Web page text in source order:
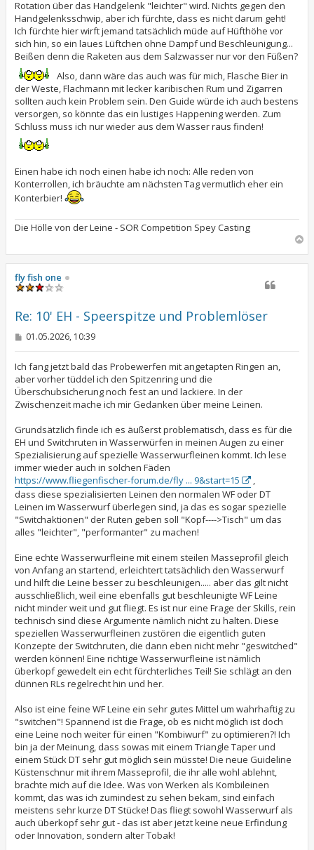
Rotation über das Handgelenk "leichter" wird. Nichts gegen den
Handgelenksschwip, aber ich fürchte, dass es nicht darum geht!
Ich fürchte hier wirft jemand tatsächlich müde auf Hüfthöhe vor
sich hin, so ein laues Lüftchen ohne Dampf und Beschleunigung...
Beißen denn die Raketen aus dem Salzwasser nur vor den Füßen?
Also, dann wäre das auch was für mich, Flasche Bier in
der Weste, Flachmann mit lecker karibischen Rum und Zigarren
sollten auch kein Problem sein. Den Guide würde ich auch bestens
versorgen, so könnte das ein lustiges Happening werden. Zum
Schluss muss ich nur wieder aus dem Wasser raus finden!
Einen habe ich noch einen habe ich noch: Alle reden von
Konterrollen, ich bräuchte am nächsten Tag vermutlich eher ein
Konterbier!
Die Hölle von der Leine - SOR Competition Spey Casting
c
fly fish one
Re: 10' EH - Speerspitze und Problemlöser
B
i
t
r
a
g
01.05.2026, 10:39
Ich fang jetzt bald das Probewerfen mit angetapten Ringen an,
aber vorher tüddel ich den Spitzenring und die
Überschubsicherung noch fest an und lackiere. In der
Zwischenzeit mache ich mir Gedanken über meine Leinen.
Grundsätzlich finde ich es äußerst problematisch, dass es für die
EH und Switchruten in Wasserwürfen in meinen Augen zu einer
Spezialisierung auf spezielle Wasserwurfleinen kommt. Ich lese
immer wieder auch in solchen Fäden
https://www.fliegenfischer-forum.de/fly ... 9&start=15
dass diese spezialisierten Leinen den normalen WF oder DT
Leinen im Wasserwurf überlegen sind, ja das es sogar spezielle
"Switchaktionen" der Ruten geben soll "Kopf---->Tisch" um das
alles "leichter", "performanter" zu machen!
Eine echte Wasserwurfleine mit einem steilen Masseprofil gleich
von Anfang an startend, erleichtert tatsächlich den Wasserwurf
und hilft die Leine besser zu beschleunigen..... aber das gilt nicht
ausschließlich, weil eine ebenfalls gut beschleunigte WF Leine
nicht minder weit und gut fliegt. Es ist nur eine Frage der Skills, rein
technisch sind diese Argumente nämlich nicht zu halten. Diese
speziellen Wasserwurfleinen zustören die eigentlich guten
Konzepte der Switchruten, die dann eben nicht mehr "geswitched"
werden können! Eine richtige Wasserwurfleine ist nämlich
überkopf gewedelt ein echt fürchterliches Teil! Sie schlägt an den
dünnen RLs regelrecht hin und her.
Also ist eine feine WF Leine ein sehr gutes Mittel um wahrhaftig zu
"switchen"! Spannend ist die Frage, ob es nicht möglich ist doch
eine Leine noch weiter für einen "Kombiwurf" zu optimieren?! Ich
bin ja der Meinung, dass sowas mit einem Triangle Taper und
einem Stück DT sehr gut möglich sein müsste! Die neue Guideline
Küstenschnur mit ihrem Masseprofil, die ihr alle wohl ablehnt,
brachte mich auf die Idee. Was von Werken als Kombileinen
kommt, das was ich zumindest zu sehen bekam, sind einfach
meistens sehr kurze DT Stücke! Das fliegt sowohl Wasserwurf als
auch überkopf sehr gut - das ist aber jetzt keine neue Erfindung
oder Innovation, sondern alter Tobak!